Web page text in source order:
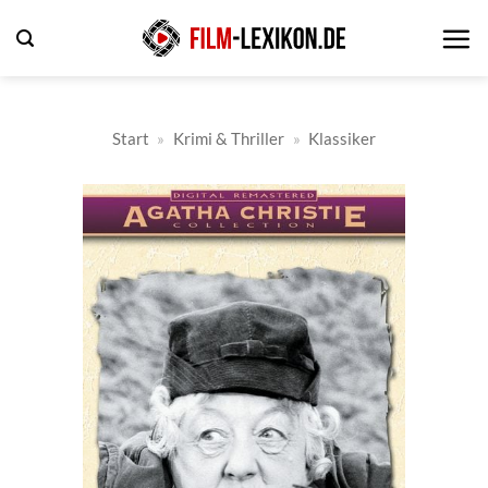
Inhalt
Start » Krimi & Thriller » Klassiker